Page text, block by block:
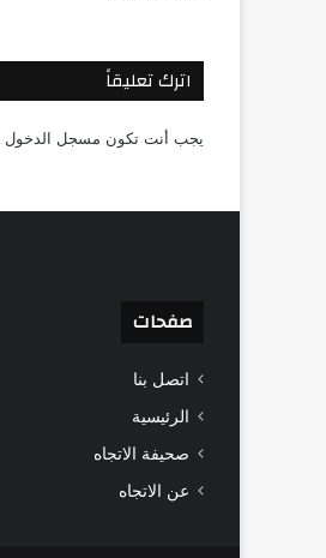
اترك تعليقاً
يجب أنت تكون مسجل الدخول
صفحات
اتصل بنا
الرئيسية
صحيفة الاتجاه
عن الاتجاه